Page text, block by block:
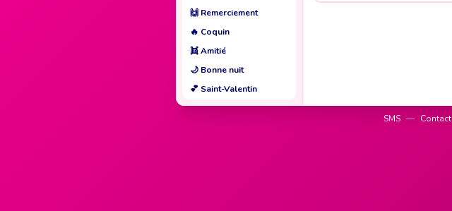
🙌 Remerciement
🔥 Coquin
👯Amitié
🌙 Bonne nuit
💕 Saint-Valentin
SMS — Contact